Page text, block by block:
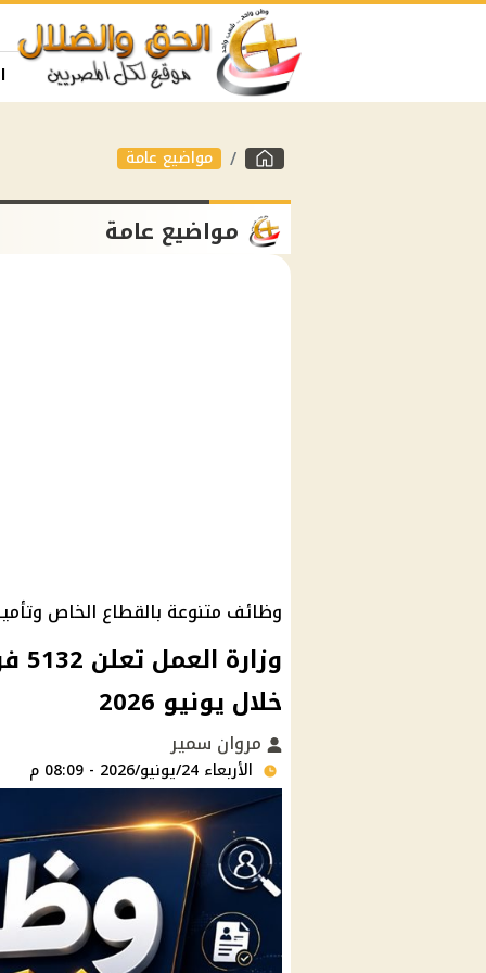
مواضيع عامة
مواضيع عامة
وظائف متنوعة بالقطاع الخاص
خلال يونيو 2026
مروان سمير
الأربعاء 24/يونيو/2026 - 08:09 م